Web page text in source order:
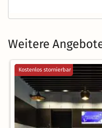
Weitere
Kostenlos stornierbar